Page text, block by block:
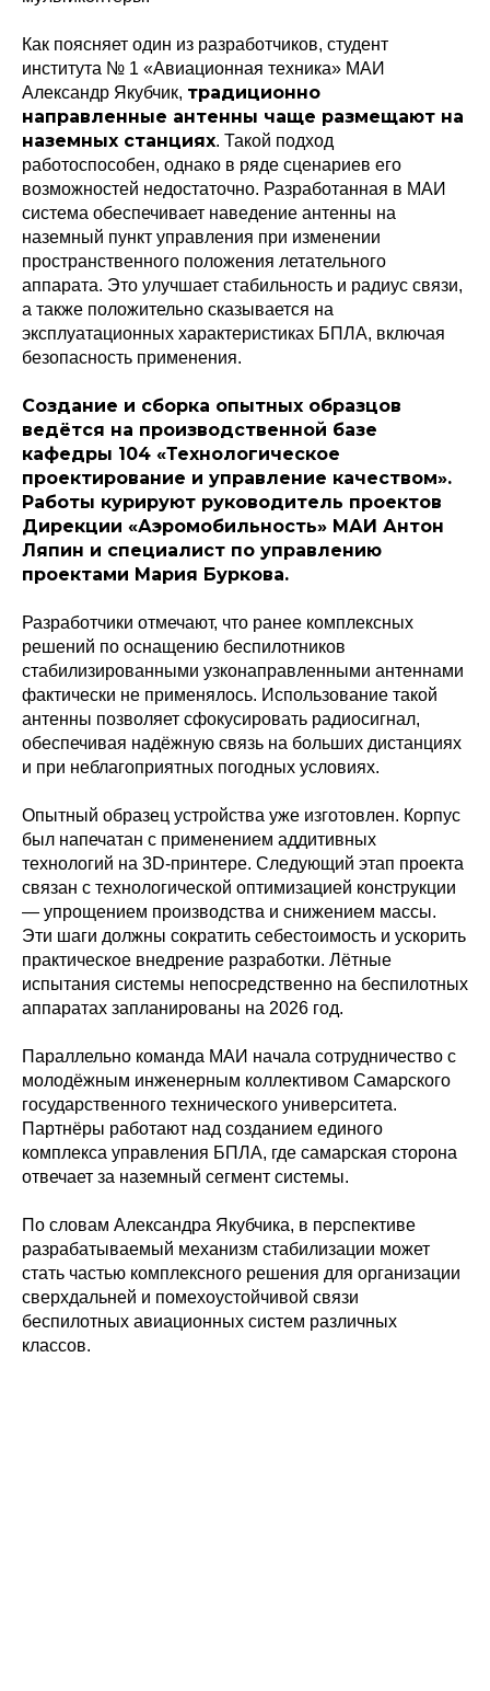
Как поясняет один из разработчиков, студент
института № 1 «Авиационная техника» МАИ
Александр Якубчик, традиционно
направленные антенны чаще размещают на
наземных станциях. Такой подход
работоспособен, однако в ряде сценариев его
возможностей недостаточно. Разработанная в МАИ
система обеспечивает наведение антенны на
наземный пункт управления при изменении
пространственного положения летательного
аппарата. Это улучшает стабильность и радиус связи,
а также положительно сказывается на
эксплуатационных характеристиках БПЛА, включая
безопасность применения.
Создание и сборка опытных образцов
ведётся на производственной базе
кафедры 104 «Технологическое
проектирование и управление качеством».
Работы курируют руководитель проектов
Дирекции «Аэромобильность» МАИ Антон
Ляпин и специалист по управлению
проектами Мария Буркова.
Разработчики отмечают, что ранее комплексных
решений по оснащению беспилотников
стабилизированными узконаправленными антеннами
фактически не применялось. Использование такой
антенны позволяет сфокусировать радиосигнал,
обеспечивая надёжную связь на больших дистанциях
и при неблагоприятных погодных условиях.
Опытный образец устройства уже изготовлен. Корпус
был напечатан с применением аддитивных
технологий на 3D-принтере. Следующий этап проекта
связан с технологической оптимизацией конструкции
— упрощением производства и снижением массы.
Эти шаги должны сократить себестоимость и ускорить
практическое внедрение разработки. Лётные
испытания системы непосредственно на беспилотных
аппаратах запланированы на 2026 год.
Параллельно команда МАИ начала сотрудничество с
молодёжным инженерным коллективом Самарского
государственного технического университета.
Партнёры работают над созданием единого
комплекса управления БПЛА, где самарская сторона
отвечает за наземный сегмент системы.
По словам Александра Якубчика, в перспективе
разрабатываемый механизм стабилизации может
стать частью комплексного решения для организации
сверхдальней и помехоустойчивой связи
беспилотных авиационных систем различных
классов.
© 2015-2026 НАУРР. Все права защищены. При использовании материалов
ссылка на ROBOTUNION.RU — обязательна
Политика конфиденциальности
© 2015-2026 НАУРР. Все права защищены.
При использовании материалов ссылка на ROBOTUNION.RU — обязательна